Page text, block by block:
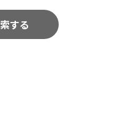
する